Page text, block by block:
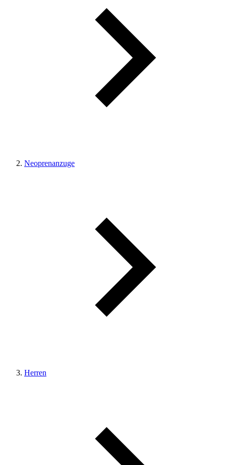
Neoprenanzuge
Herren